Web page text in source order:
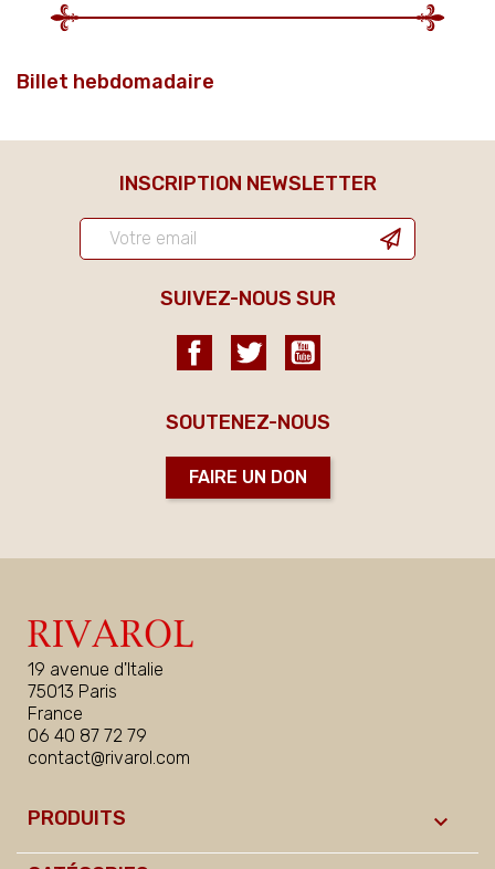
Billet hebdomadaire
INSCRIPTION NEWSLETTER
SUIVEZ-NOUS SUR
FacebookTwitter
SOUTENEZ-NOUS
FAIRE UN DON
19 avenue d'Italie
75013 Paris
France
06 40 87 72 79
contact@rivarol.com
PRODUITS 